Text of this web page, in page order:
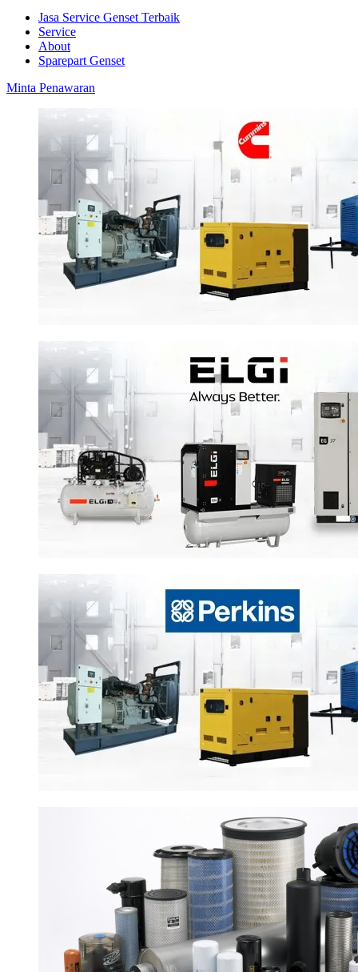
Jasa Service Genset Terbaik
Service
About
Sparepart Genset
Minta Penawaran